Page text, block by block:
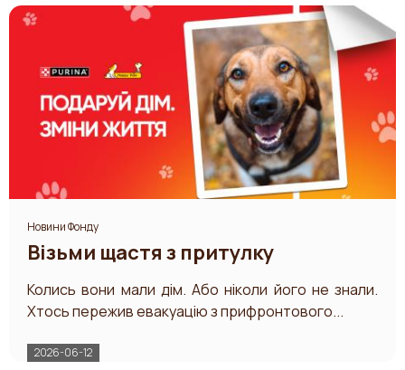
Новини Фонду
Візьми щастя з притулку
Колись вони мали дім. Або ніколи його не знали.
Хтось пережив евакуацію з прифронтового...
2026-06-12